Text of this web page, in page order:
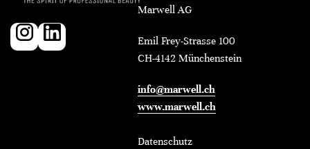
Marwell AG
Emil Frey-Strasse 100
CH-4142 Münchenstein
info@marwell.ch
www.marwell.ch
Datenschutz